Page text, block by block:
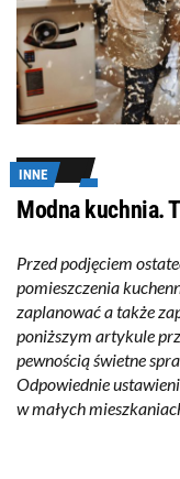
INNE
Modna kuchnia.
Przed podjęciem
pomieszczenia
zaplanować a także
poniższym artykule
pewnością świetne
Odpowiednie
w małych